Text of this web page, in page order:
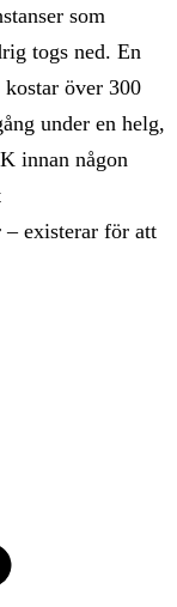
som
togs ned. En
över 300
under en helg,
innan någon
– existerar för att